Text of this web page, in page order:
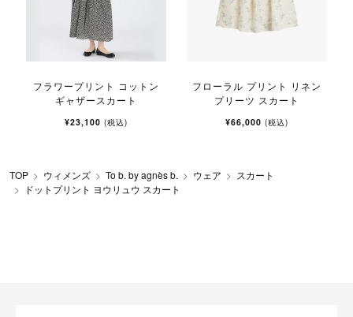
フラワープリント コットン
ギャザースカート
¥23,100 (税込)
フローラル プリント リネン
プリーツ スカート
¥66,000 (税込)
TOP ウィメンズ To b. by agnès b. ウェア
スカート
ドットプリント ヨウリュウ スカート